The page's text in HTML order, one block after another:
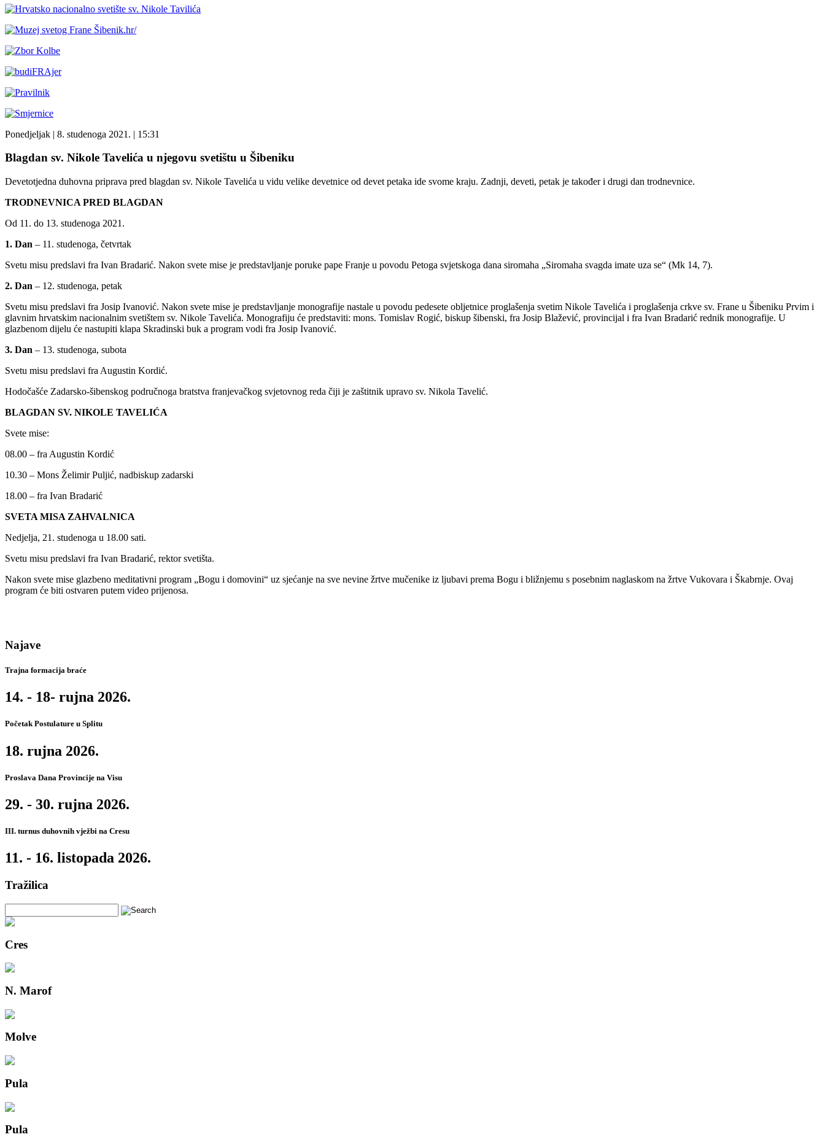
Ponedjeljak | 8. studenoga 2021. | 15:31
Blagdan sv. Nikole Tavelića u njegovu svetištu u Šibeniku
Devetotjedna duhovna priprava pred blagdan sv. Nikole Tavelića u vidu velike devetnice od devet petaka ide svome kraju. Zadnji, deveti, petak je također i drugi dan trodnevnice.
TRODNEVNICA PRED BLAGDAN
Od 11. do 13. studenoga 2021.
1. Dan – 11. studenoga, četvrtak
Svetu misu predslavi fra Ivan Bradarić. Nakon svete mise je predstavljanje poruke pape Franje u povodu Petoga svjetskoga dana siromaha „Siromaha svagda imate uza se“ (Mk 14, 7).
2. Dan – 12. studenoga, petak
Svetu misu predslavi fra Josip Ivanović. Nakon svete mise je predstavljanje monografije nastale u povodu pedesete obljetnice proglašenja svetim Nikole Tavelića i proglašenja crkve sv. Frane u Šibeniku Prvim i
glavnim hrvatskim nacionalnim svetištem sv. Nikole Tavelića. Monografiju će predstaviti: mons. Tomislav Rogić, biskup šibenski, fra Josip Blažević, provincijal i fra Ivan Bradarić rednik monografije. U
glazbenom dijelu će nastupiti klapa Skradinski buk a program vodi fra Josip Ivanović.
3. Dan – 13. studenoga, subota
Svetu misu predslavi fra Augustin Kordić.
Hodočašće Zadarsko-šibenskog područnoga bratstva franjevačkog svjetovnog reda čiji je zaštitnik upravo sv. Nikola Tavelić.
BLAGDAN SV. NIKOLE TAVELIĆA
Svete mise:
08.00 – fra Augustin Kordić
10.30 – Mons Želimir Puljić, nadbiskup zadarski
18.00 – fra Ivan Bradarić
SVETA MISA ZAHVALNICA
Nedjelja, 21. studenoga u 18.00 sati.
Svetu misu predslavi fra Ivan Bradarić, rektor svetišta.
Nakon svete mise glazbeno meditativni program „Bogu i domovini“ uz sjećanje na sve nevine žrtve mučenike iz ljubavi prema Bogu i bližnjemu s posebnim naglaskom na žrtve Vukovara i Škabrnje. Ovaj
program će biti ostvaren putem video prijenosa.
Najave
Trajna formacija braće
14. - 18- rujna 2026.
Početak Postulature u Splitu
18. rujna 2026.
Proslava Dana Provincije na Visu
29. - 30. rujna 2026.
III. turnus duhovnih vježbi na Cresu
11. - 16. listopada 2026.
Tražilica
Cres
N. Marof
Molve
Pula
Pula